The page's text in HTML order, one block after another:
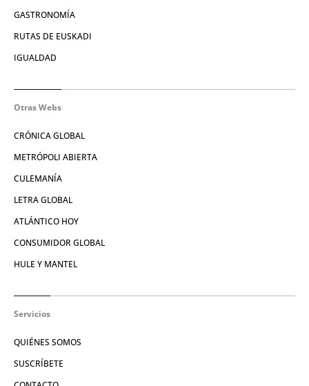
GASTRONOMÍA
RUTAS DE EUSKADI
IGUALDAD
Otras Webs
CRÓNICA GLOBAL
METRÓPOLI ABIERTA
CULEMANÍA
LETRA GLOBAL
ATLÁNTICO HOY
CONSUMIDOR GLOBAL
HULE Y MANTEL
Servicios
QUIÉNES SOMOS
SUSCRÍBETE